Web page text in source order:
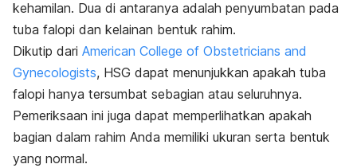
kehamilan. Dua di antaranya adalah penyumbatan pada
tuba falopi dan kelainan bentuk rahim.
Dikutip dari American College of Obstetricians and
Gynecologists, HSG dapat menunjukkan apakah tuba
falopi hanya tersumbat sebagian atau seluruhnya.
Pemeriksaan ini juga dapat memperlihatkan apakah
bagian dalam rahim Anda memiliki ukuran serta bentuk
yang normal.